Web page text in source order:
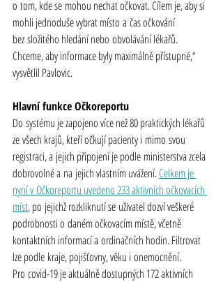
o tom, kde se mohou nechat očkovat. Cílem je, aby si
mohli jednoduše vybrat místo a čas očkování
bez složitého hledání nebo obvolávání lékařů.
Chceme, aby informace byly maximálně přístupné,“
vysvětlil Pavlovic.
Hlavní funkce Očkoreportu
Do systému je zapojeno více než 80 praktických lékařů
ze všech krajů, kteří očkují pacienty i mimo svou
registraci, a jejich připojení je podle ministerstva zcela
dobrovolné a na jejich vlastním uvážení. Celkem je
nyní v Očkoreportu uvedeno 233 aktivních očkovacích
míst, po jejichž rozkliknutí se uživatel dozví veškeré
podrobnosti o daném očkovacím místě, včetně
kontaktních informací a ordinačních hodin. Filtrovat
lze podle kraje, pojišťovny, věku i onemocnění.
Pro covid-19 je aktuálně dostupných 172 aktivních